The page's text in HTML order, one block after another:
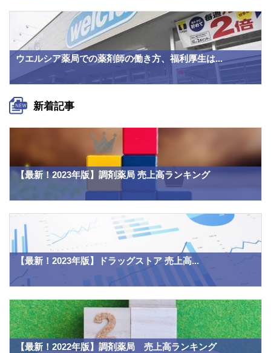
ウエルシア薬局での薬剤師の働き方、福利厚生は...
新着記事
【最新！2023年版】調剤薬局 売上高ランキング
【最新！2023年版】ドラッグストア 売上高...
【最新！2022年版】調剤薬局 売上高ランキング